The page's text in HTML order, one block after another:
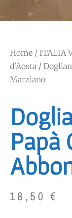
Home / ITALIA
d'Aosta /
Marziano
Papà
18,50€